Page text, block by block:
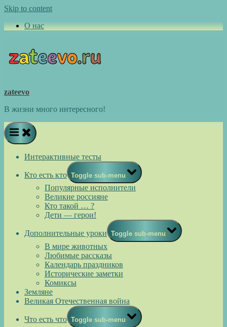
Skip to content
О нас
zateevo
В жизни много интересного!
Интерактивные тесты
Кто есть кто Toggle sub-menu
Популярные исполнители
Великие россияне
Кто такой … ?
Дети — герои!
Дополнительные уроки Toggle sub-menu
В мире животных
Любимые рассказы
Календарь праздников
Исторические заметки
Комиксы
Земляне
Великая Отечественная война
Что есть что Toggle sub-menu